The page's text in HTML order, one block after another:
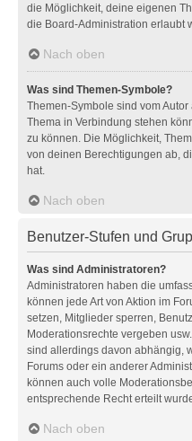
die Möglichkeit, deine eigenen
die Board-Administration erlaubt
Nach oben
Was sind Themen-Symbole?
Themen-Symbole sind vom
Thema in Verbindung stehen
zu können. Die Möglichkeit,
von deinen Berechtigungen ab,
hat.
Nach oben
Benutzer-Stufen und
Was sind Administratoren?
Administratoren haben die
können jede Art von Aktion im
setzen, Mitglieder sperren,
Moderationsrechte vergeben
sind allerdings davon abhängig,
Forums oder ein anderer
können auch volle
entsprechende Recht erteilt
Nach oben